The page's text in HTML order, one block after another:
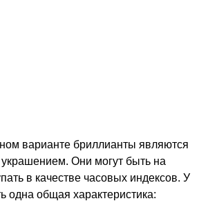
варианте бриллианты являются
Они могут быть на
в качестве часовых индексов. У
одна общая характеристика: